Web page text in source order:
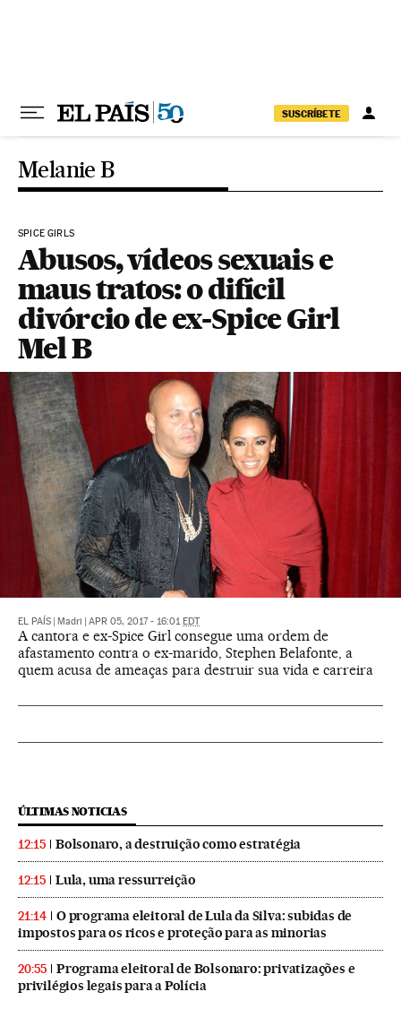
SUSCRÍBETE
Melanie B
SPICE GIRLS
Abusos, vídeos sexuais e
maus tratos: o difícil
divórcio de ex-Spice Girl
Mel B
EL PAÍS Madri APR 05, 2017 - 16:01 EDT
A cantora e ex-Spice Girl consegue uma ordem de
afastamento contra o ex-marido, Stephen Belafonte, a
quem acusa de ameaças para destruir sua vida e carreira
ÚLTIMAS NOTICIAS
12:15 Bolsonaro, a destruição como estratégia
12:15 Lula, uma ressurreição
21:14
O programa eleitoral de Lula da Silva: subidas de
impostos para os ricos e proteção para as minorias
20:55
Programa eleitoral de Bolsonaro: privatizações e
privilégios legais para a Polícia